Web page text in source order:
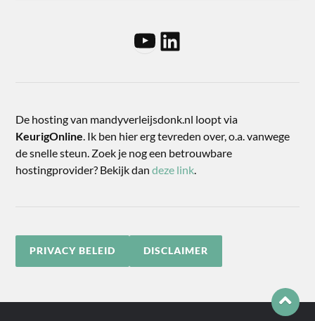
De hosting van mandyverleijsdonk.nl loopt via
KeurigOnline. Ik ben hier erg tevreden over, o.a. vanwege
de snelle steun. Zoek je nog een betrouwbare
hostingprovider? Bekijk dandeze link.
PRIVACY BELEID DISCLAIMER